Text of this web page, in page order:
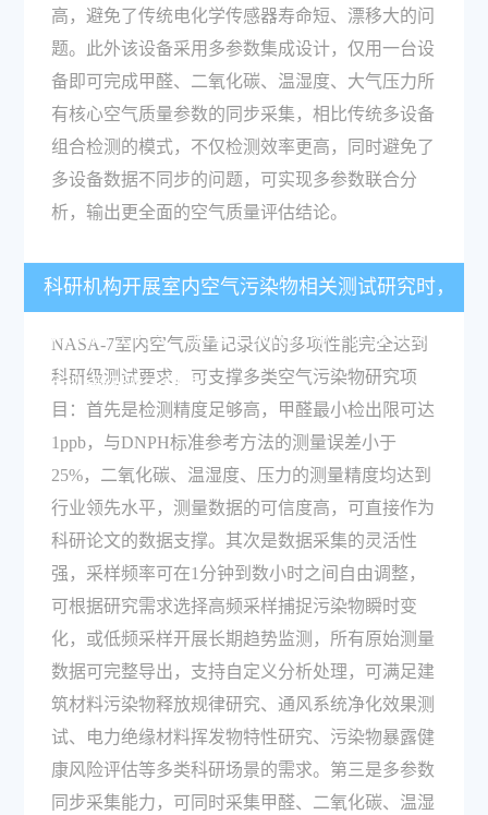
高，避免了传统电化学传感器寿命短、漂移大的问
题。此外该设备采用多参数集成设计，仅用一台设
备即可完成甲醛、二氧化碳、温湿度、大气压力所
有核心空气质量参数的同步采集，相比传统多设备
组合检测的模式，不仅检测效率更高，同时避免了
多设备数据不同步的问题，可实现多参数联合分
析，输出更全面的空气质量评估结论。
科研机构开展室内空气污染物相关测试研究时，
NASA-7室内空气质量记录仪的哪些性能可以满
足科研级测试要求？
NASA-7室内空气质量记录仪的多项性能完全达到
科研级测试要求，可支撑多类空气污染物研究项
目：首先是检测精度足够高，甲醛最小检出限可达
1ppb，与DNPH标准参考方法的测量误差小于
25%，二氧化碳、温湿度、压力的测量精度均达到
行业领先水平，测量数据的可信度高，可直接作为
科研论文的数据支撑。其次是数据采集的灵活性
强，采样频率可在1分钟到数小时之间自由调整，
可根据研究需求选择高频采样捕捉污染物瞬时变
化，或低频采样开展长期趋势监测，所有原始测量
数据可完整导出，支持自定义分析处理，可满足建
筑材料污染物释放规律研究、通风系统净化效果测
试、电力绝缘材料挥发物特性研究、污染物暴露健
康风险评估等多类科研场景的需求。第三是多参数
同步采集能力，可同时采集甲醛、二氧化碳、温湿